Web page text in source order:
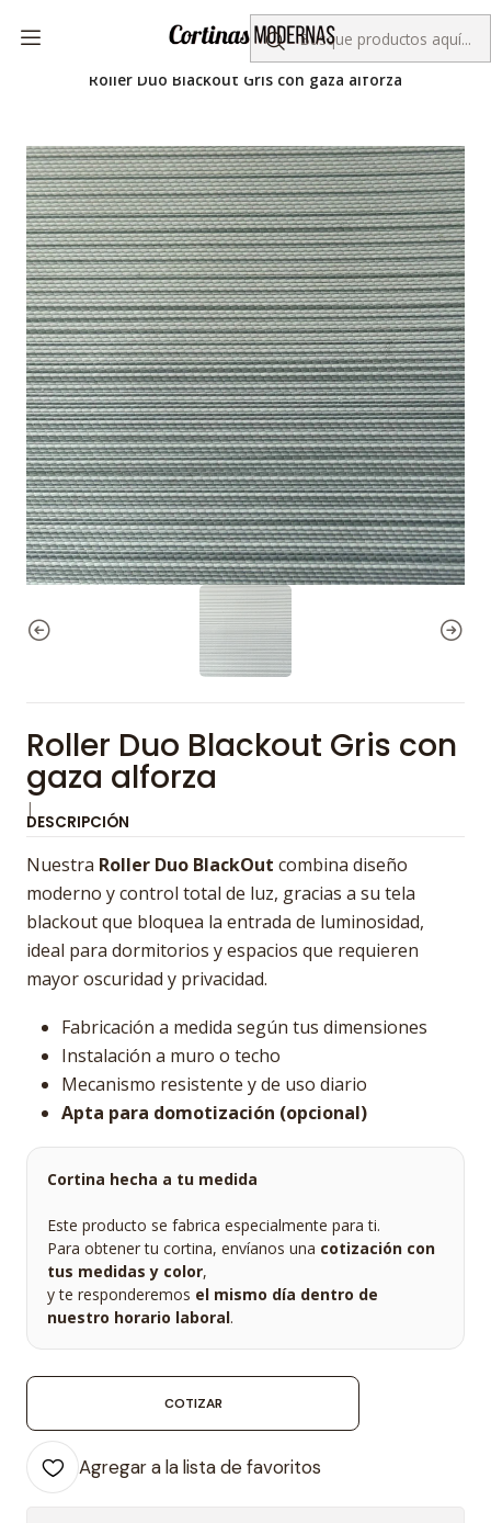
Despacho gratis por compras sobre $50.000
Roller Duo Roller Duo BlackOut
Roller Duo Blackout Gris con gaza alforza
Roller Duo Blackout Gris con
gaza alforza
|
DESCRIPCIÓN
Nuestra Roller Duo BlackOut combina diseño
moderno y control total de luz, gracias a su tela
blackout que bloquea la entrada de luminosidad,
ideal para dormitorios y espacios que requieren
mayor oscuridad y privacidad.
Fabricación a medida según tus dimensiones
Instalación a muro o techo
Mecanismo resistente y de uso diario
Apta para domotización (opcional)
Cortina hecha a tu medida
Este producto se fabrica especialmente para ti.
Para obtener tu cortina, envíanos una cotización con
tus medidas y color,
y te responderemos el mismo día dentro de
nuestro horario laboral.
COTIZAR
Agregar a la lista de favoritos